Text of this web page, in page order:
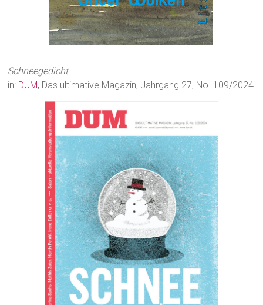
Schneegedicht
in: DUM, Das ultimative Magazin, Jahrgang 27, No. 109/2024